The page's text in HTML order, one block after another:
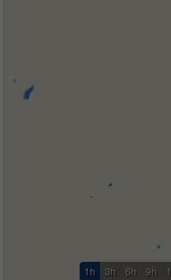
1h 3h 6h 9h